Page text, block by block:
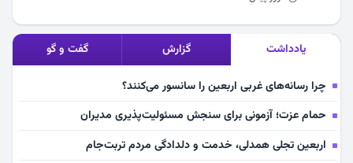
یادداشت گزارش گفت و گو
چرا رسانه‌های غربی اربعین را سانسور می‌کنند؟
حمام عزت؛ آزمونی برای سنجش مسئولیت‌پذیری مدیران
اربعین تجلی همدلی، خدمت و دلدادگی مردم تربت‌جام